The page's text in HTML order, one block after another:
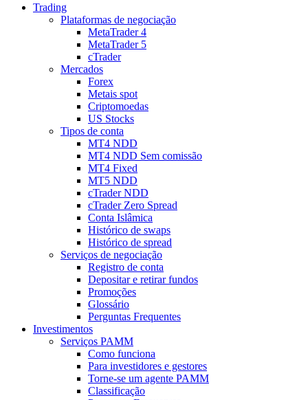
Trading
Plataformas de negociação
MetaTrader 4
MetaTrader 5
cTrader
Mercados
Forex
Metais spot
Criptomoedas
US Stocks
Tipos de conta
MT4 NDD
MT4 NDD Sem comissão
MT4 Fixed
MT5 NDD
cTrader NDD
cTrader Zero Spread
Conta Islâmica
Histórico de swaps
Histórico de spread
Serviços de negociação
Registro de conta
Depositar e retirar fundos
Promoções
Glossário
Perguntas Frequentes
Investimentos
Serviços PAMM
Como funciona
Para investidores e gestores
Torne-se um agente PAMM
Classificação